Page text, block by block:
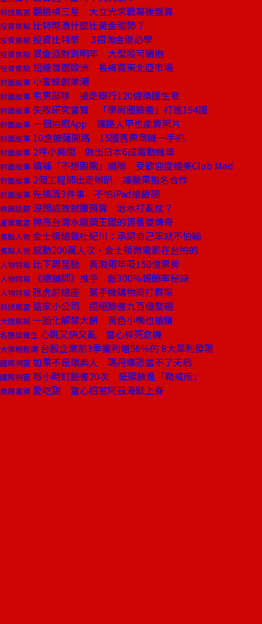
科技風雲 翻臉槓三星 大立光求戰幕後盤算
投資焦點 比特幣憑什麼比黃金強勢？
投資焦點 投資比特幣 3招淘金術必學
投資焦點 資金派對到明年 大型股可續抱
投資焦點 短線首選歐洲 長線買東北亞市場
封面故事 小蜜蜂創業潮
封面故事 宅男部隊 搶走銀行120億換匯生意
封面故事 失敗研究當寶 「學術圈臉書」打進194國
封面故事 一個拍照App 讓路人甲也能賣照片
封面故事 10盒披薩開路 15國售票商機一手抓
封面故事 2坪小房間 做出日本6成電動機車
封面故事 填補「不想跟團」縫隙 受歡迎度媲美Club Med
封面故事 2個工程師出走辦趴 讓蘋果指名合作
封面故事 先搞清3件事 不怕iPad搶飯碗
商周話題 沒問成效就撒預算 治水打亂仗？
產業風雲 擦亮台灣水龍頭王國的頂番婆傳奇
焦點人物 金士頓總裁杜紀川：承認自己笨就不怕輸
焦點人物 感動200萬人次，金士頓微電影在台拍的
人物特寫 比下周星馳 黃渤兩年吸150億票房
人物特寫 《總舖師》推手 創300％報酬率秘訣
人物特寫 雅虎前總座 幫手機購物商打群架
科技風雲 這家小公司 拒絕臉書九百億娶親
大陸焦點 一胎化解禁大餅 黃色小鴨也搶賺
名醫談養生 心跳又快又亂 當心猝死危機
大事輕鬆讀 台股企業前3季獲利增56％的 8大犀利發現
國際視窗 如果不是瑞典人 瑪丹娜恐當不了天后
國際視窗 每小時盯臉書20次 低頭族進「勒戒所」
商周書摘 愛吃甜 當心招惹阿茲海默上身